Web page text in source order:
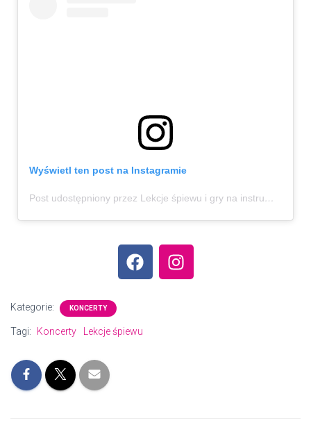
Wyświetl ten post na Instagramie
Post udostępniony przez Lekcje śpiewu i gry na instrumentach | Lublin (@rytmimelodia)
Kategorie: KONCERTY
Tagi: Koncerty Lekcje śpiewu